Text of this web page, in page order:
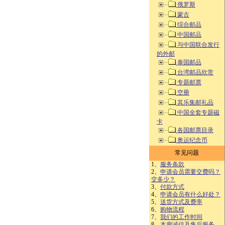
俄罗斯
蒙古
综合邮品
中国邮品
与中国联合发行
的外邮
泰国邮品
台湾邮品欣赏
专题邮票
空册
其乐集邮礼品
中国全套专题磁
卡
各国邮票目录
奥运纪念币
常见问题
1、 服务条款
2、 申请会员需要交费吗？
交多少？
3、 付款方式
4、 申请会员有什么好处？
5、 送货方式及费率
6、 购物流程
7、 我们的工作时间